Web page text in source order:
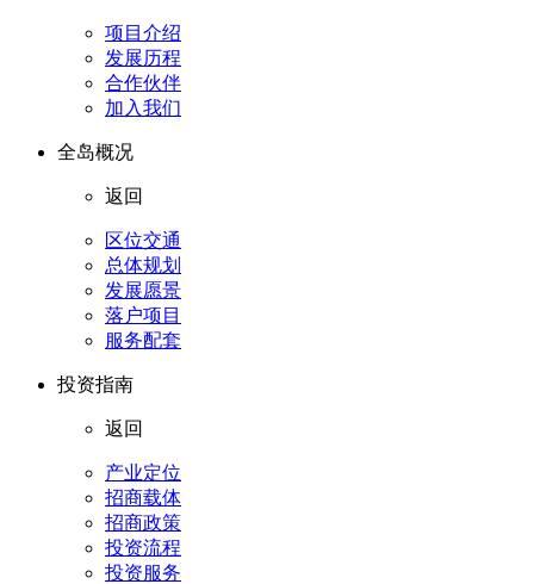
项目介绍
发展历程
合作伙伴
加入我们
全岛概况
返回
区位交通
总体规划
发展愿景
落户项目
服务配套
投资指南
返回
产业定位
招商载体
招商政策
投资流程
投资服务